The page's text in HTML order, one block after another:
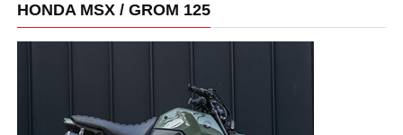
HONDA MSX / GROM 125